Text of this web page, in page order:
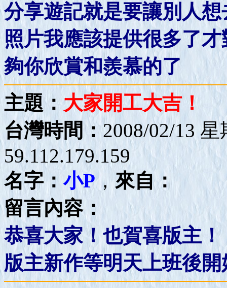
分享遊記就是要讓別人
照片我應該提供很多了才
夠你欣賞和羨慕的了
主題：大家開工大吉！
台灣時間：2008/02/13
59.112.179.159
名字：小P， 來自：
留言內容：
恭喜大家！也賀喜版主！
版主新作等明天上班後